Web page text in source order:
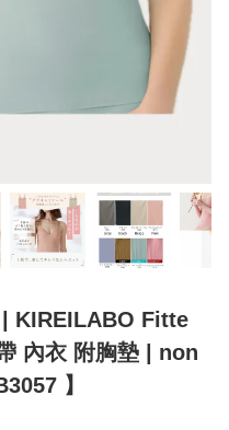
KIREILABO Fitte
內衣 附胸墊 | non
】